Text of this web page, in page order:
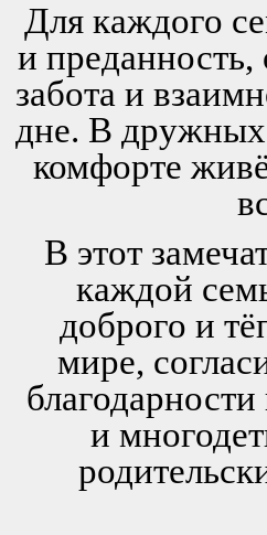
Для каждого
и
забота и
дне. В дружных
комфорте
В этот
каждой
доброго и
мире,
и